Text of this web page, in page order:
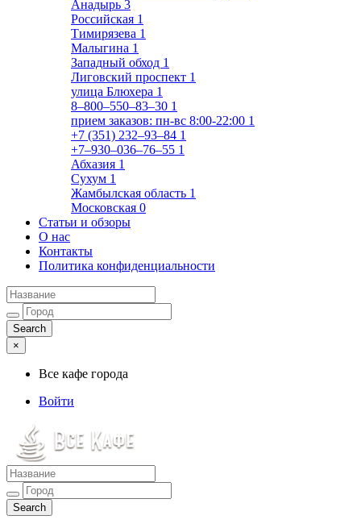
Анадырь 3
Российская 1
Тимирязева 1
Малыгина 1
Западный обход 1
Лиговский проспект 1
улица Блюхера 1
8‒800‒550‒83‒30 1
прием заказов: пн-вс 8:00-22:00 1
+7 (351) 232‒93‒84 1
+7‒930‒036‒76‒55 1
Абхазия 1
Сухум 1
Жамбылская область 1
Московская 0
Статьи и обзоры
О нас
Контакты
Политика конфиденциальности
×
Все кафе города
Войти
Все кафе города
Каталог хороших кафе